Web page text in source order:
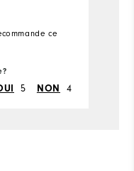
ce
5 NON 4